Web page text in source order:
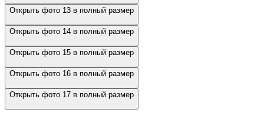
Открыть фото 13 в полный размер
Открыть фото 14 в полный размер
Открыть фото 15 в полный размер
Открыть фото 16 в полный размер
Открыть фото 17 в полный размер